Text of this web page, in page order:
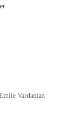
Vardanian